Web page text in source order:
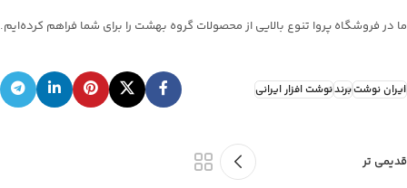
ما در فروشگاه پروا تنوع بالایی از محصولات گروه بهشت را برای شما فراهم کرده‌ایم.
ایران نوشتبرندنوشت افزار ایرانی
قدیمی تر